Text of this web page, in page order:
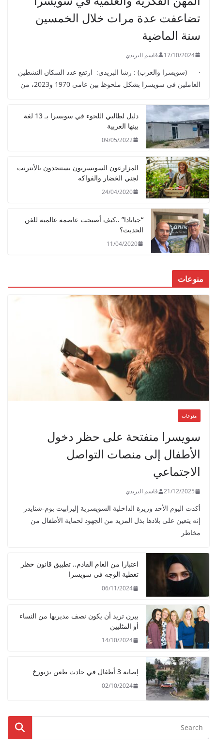
تضاعفت عدة مرات خلال الخمسين
سنة الماضية
17/10/2024 قاسم البريدي
· (سويسرا والعرب) : رشا البريدي: ارتفع عدد السكان النشطين
العاملين في سويسرا بشكل ملحوظ بين عامي 1970 و2023، من
دليل لطالبي اللجوء في سويسرا بـ 13 لغة
بينها العربية
09/05/2022
المزارعون السويسريون يستنجدون بالأنترنت
لجني الخضار والفواكه
24/04/2020
“جيانادا” ..كيف أصبحت عاصمة عالمية للفن
الحديث؟
11/04/2020
منوعات
منوعات
سويسرا منفتحة على حظر دخول
الأطفال إلى منصات التواصل
الاجتماعي
21/12/2025 قاسم البريدي
أكدت اليوم الأحد وزيرة الداخلية السويسرية إليزابيت بوم-شنايدر
إنه يتعين على بلادها بذل المزيد من الجهود لحماية الأطفال من
مخاطر
اعتبارا من العام القادم.. تطبيق قانون حظر
تغطية الوجه في سويسرا
06/11/2024
بيرن تريد أن يكون نصف مديريها من النساء
أو المثليين
14/10/2024
إصابة 3 أطفال في حادث طعن بزيورخ
02/10/2024